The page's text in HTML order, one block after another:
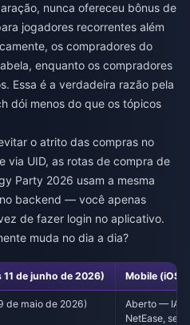
nunca ofereceu bônus de
jogadores recorrentes além
os compradores do
enquanto os compradores
Essa é a verdadeira razão pela
dói menos do que os tópicos
o atrito das compras no
via UID, as rotas de compra de
Party 2026 usam a mesma
backend — você apenas
de fazer login no aplicativo.
muda no dia a dia?
de junho de 2026) Mobile (iOS
de maio de 2026)
Aberto —
NetEase,